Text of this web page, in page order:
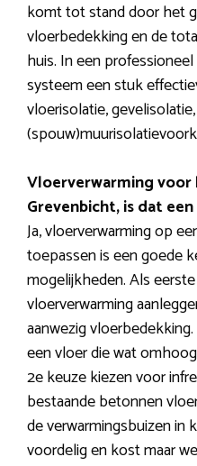
komt tot stand door het
vloerbedekking en de
huis. In een
systeem een stuk
vloerisolatie, gevelisolatie,
Vloerverwarming voor
Grevenbicht, is dat
Ja, vloerverwarming op
toepassen is een goede
mogelijkheden. Als
vloerverwarming
aanwezig
een vloer die wat
2e keuze kiezen voor
bestaande betonnen
de verwarmingsbuizen in
voordelig en kost maar